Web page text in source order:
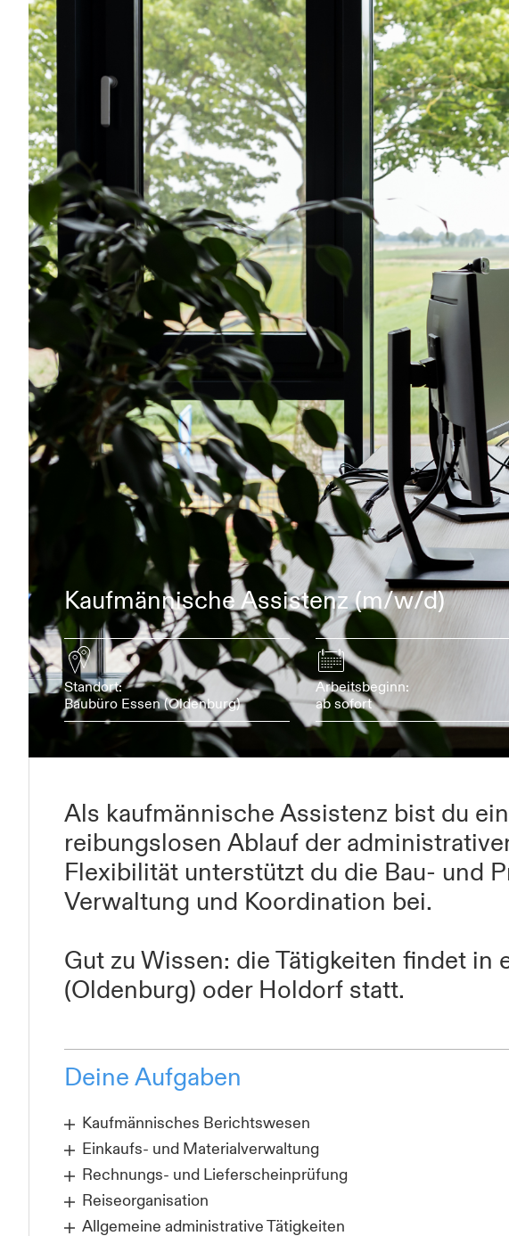
Kaufmännische Assistenz (m/w/d)
Standort:
Baubüro Essen (Oldenburg)
Arbeitsbeginn:
ab sofort
Als kaufmännische Assistenz bist du
reibungslosen Ablauf der
Flexibilität unterstützt du die Bau- und
Verwaltung und Koordination bei.
Gut zu Wissen: die Tätigkeiten findet in
(Oldenburg) oder Holdorf statt.
Deine Aufgaben
Kaufmännisches Berichtswesen
Einkaufs- und Materialverwaltung
Rechnungs- und Lieferscheinprüfung
Reiseorganisation
Allgemeine administrative Tätigkeiten